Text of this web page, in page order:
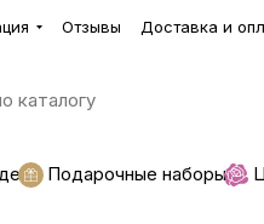
Отзывы Доставка и
Подарочные наборы